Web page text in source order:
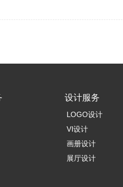
设计服务
LOGO设计
VI设计
画册设计
展厅设计